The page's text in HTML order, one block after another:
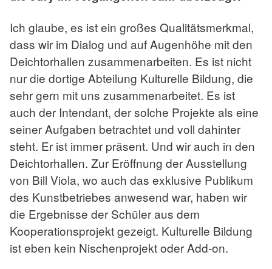
Ich glaube, es ist ein großes Qualitätsmerkmal,
dass wir im Dialog und auf Augenhöhe mit den
Deichtorhallen zusammenarbeiten. Es ist nicht
nur die dortige Abteilung Kulturelle Bildung, die
sehr gern mit uns zusammenarbeitet. Es ist
auch der Intendant, der solche Projekte als eine
seiner Aufgaben betrachtet und voll dahinter
steht. Er ist immer präsent. Und wir auch in den
Deichtorhallen. Zur Eröffnung der Ausstellung
von Bill Viola, wo auch das exklusive Publikum
des Kunstbetriebes anwesend war, haben wir
die Ergebnisse der Schüler aus dem
Kooperationsprojekt gezeigt. Kulturelle Bildung
ist eben kein Nischenprojekt oder Add-on.